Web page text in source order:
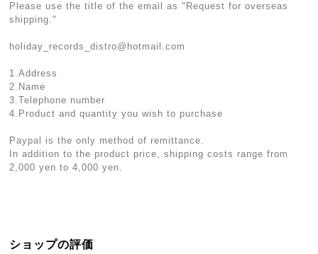
Please use the title of the email as "Request for overseas
shipping."
holiday_records_distro@hotmail.com
1.Address
2.Name
3.Telephone number
4.Product and quantity you wish to purchase
Paypal is the only method of remittance.
In addition to the product price, shipping costs range from
2,000 yen to 4,000 yen.
ショップの評価